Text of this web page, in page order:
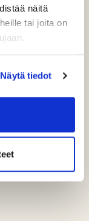
näitä
tai joita on
Näytä tiedot